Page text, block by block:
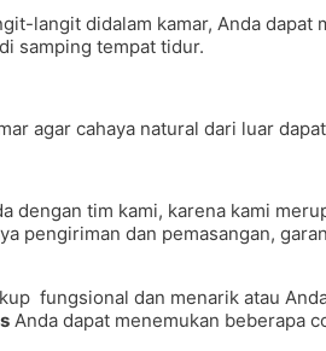
langit didalam kamar, Anda
samping tempat tidur.
agar cahaya natural dari luar
dengan tim kami, karena kami
pengiriman dan pemasangan,
fungsional dan menarik atau
Anda dapat menemukan beberapa